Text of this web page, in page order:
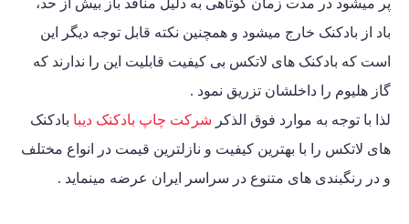
باد از بادکنک خارج میشود و همچنین نکته قابل توجه دیگر این
است که بادکنک های لاتکس بی کیفیت قابلیت این را ندارند که
گاز هلیوم را داخلشان تزریق نمود .
لذا با توجه به موارد فوق الذکر شرکت چاپ بادکنک دیبا بادکنک
های لاتکس را با بهترین کیفیت و نازلترین قیمت در انواع مختلف
و در رنگبندی های متنوع در سراسر ایران عرضه مینماید .